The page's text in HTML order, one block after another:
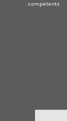
compétents